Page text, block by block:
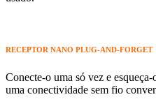
RECEPTOR NANO PLUG-AND-FORGET
Conecte-o uma só vez e
uma conectividade sem fio